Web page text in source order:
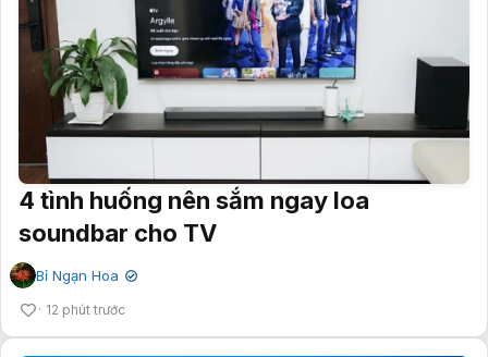
4 tình huống nên sắm ngay loa
soundbar cho TV
Bỉ Ngạn Hoa ✔
12 phút trước